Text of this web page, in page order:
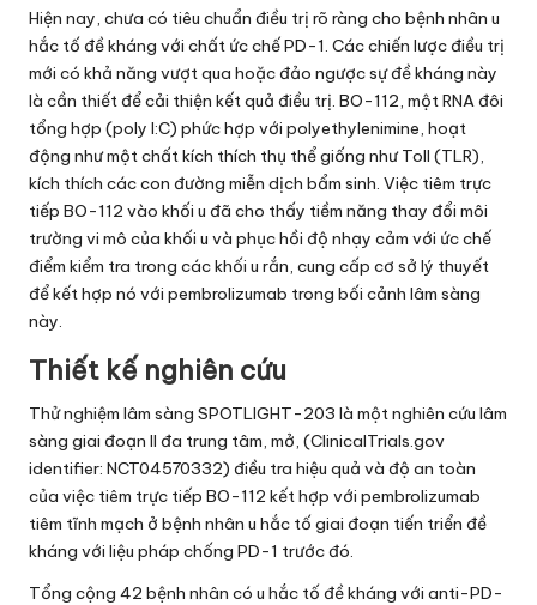
Hiện nay, chưa có tiêu chuẩn điều trị rõ ràng cho bệnh nhân u
hắc tố đề kháng với chất ức chế PD-1. Các chiến lược điều trị
mới có khả năng vượt qua hoặc đảo ngược sự đề kháng này
là cần thiết để cải thiện kết quả điều trị. BO-112, một RNA đôi
tổng hợp (poly I:C) phức hợp với polyethylenimine, hoạt
động như một chất kích thích thụ thể giống như Toll (TLR),
kích thích các con đường miễn dịch bẩm sinh. Việc tiêm trực
tiếp BO-112 vào khối u đã cho thấy tiềm năng thay đổi môi
trường vi mô của khối u và phục hồi độ nhạy cảm với ức chế
điểm kiểm tra trong các khối u rắn, cung cấp cơ sở lý thuyết
để kết hợp nó với pembrolizumab trong bối cảnh lâm sàng
này.
Thiết kế nghiên cứu
Thử nghiệm lâm sàng SPOTLIGHT-203 là một nghiên cứu lâm
sàng giai đoạn II đa trung tâm, mở, (ClinicalTrials.gov
identifier: NCT04570332) điều tra hiệu quả và độ an toàn
của việc tiêm trực tiếp BO-112 kết hợp với pembrolizumab
tiêm tĩnh mạch ở bệnh nhân u hắc tố giai đoạn tiến triển đề
kháng với liệu pháp chống PD-1 trước đó.
Tổng cộng 42 bệnh nhân có u hắc tố đề kháng với anti-PD-